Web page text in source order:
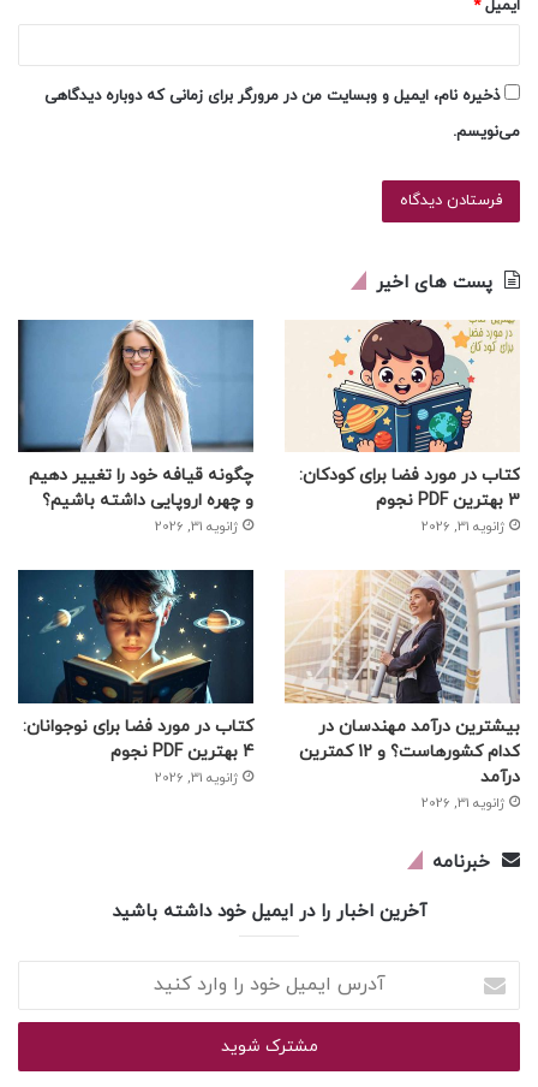
ایمیل*
ذخیره نام، ایمیل و وبسایت من در مرورگر برای زمانی که دوباره دیدگاهی
می‌نویسم.
پست های اخیر
کتاب در مورد فضا برای کودکان:
3 بهترین PDF نجوم
ژانویه 31, 2026
چگونه قیافه خود را تغییر دهیم
و چهره اروپایی داشته باشیم؟
ژانویه 31, 2026
بیشترین درآمد مهندسان در
کدام کشورهاست؟ و 12 کمترین
درآمد
ژانویه 31, 2026
کتاب در مورد فضا برای نوجوانان:
4 بهترین PDF نجوم
ژانویه 31, 2026
خبرنامه
آخرین اخبار را در ایمیل خود داشته باشید
ایمیل
خود
وارد